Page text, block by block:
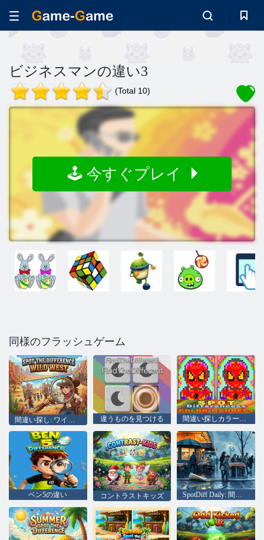
ビジネスマンの違い3
(Total 10)
🕹️ 今すぐプレイ
同様のフラッシュゲーム
間違い探し: ワイルドウェスト 違うものを見つける 間違い探しカラーマッドネス
ベン5の違い コントラストキッズ SpotDiff Daily: 間違い探し